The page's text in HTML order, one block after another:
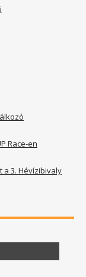
Race-en
a 3. Hévízibivaly